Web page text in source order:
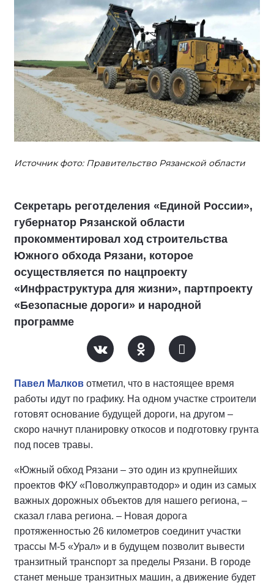
Источник фото: Правительство Рязанской области
Секретарь реготделения «Единой России»,
губернатор Рязанской области
прокомментировал ход строительства
Южного обхода Рязани, которое
осуществляется по нацпроекту
«Инфраструктура для жизни», партпроекту
«Безопасные дороги» и народной
программе
Павел Малков отметил, что в настоящее время
работы идут по графику. На одном участке строители
готовят основание будущей дороги, на другом –
скоро начнут планировку откосов и подготовку грунта
под посев травы.
«Южный обход Рязани – это один из крупнейших
проектов ФКУ «Поволжуправтодор» и один из самых
важных дорожных объектов для нашего региона, –
сказал глава региона. – Новая дорога
протяженностью 26 километров соединит участки
трассы М-5 «Урал» и в будущем позволит вывести
транзитный транспорт за пределы Рязани. В городе
станет меньше транзитных машин, а движение будет